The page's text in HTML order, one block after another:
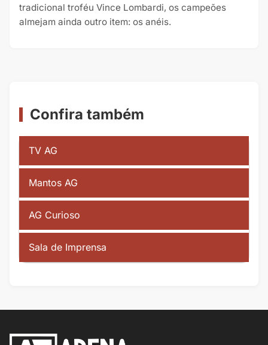
tradicional troféu Vince Lombardi, os campeões
almejam ainda outro item: os anéis.
Confira também
TV AG
Mantos AG
AG Curioso
Sala de Imprensa